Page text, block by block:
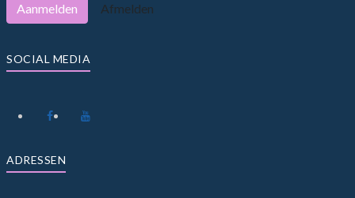
Aanmelden Afmelden
SOCIAL MEDIA
ADRESSEN